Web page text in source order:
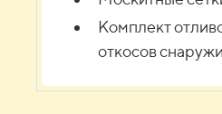
Комплект
откосов